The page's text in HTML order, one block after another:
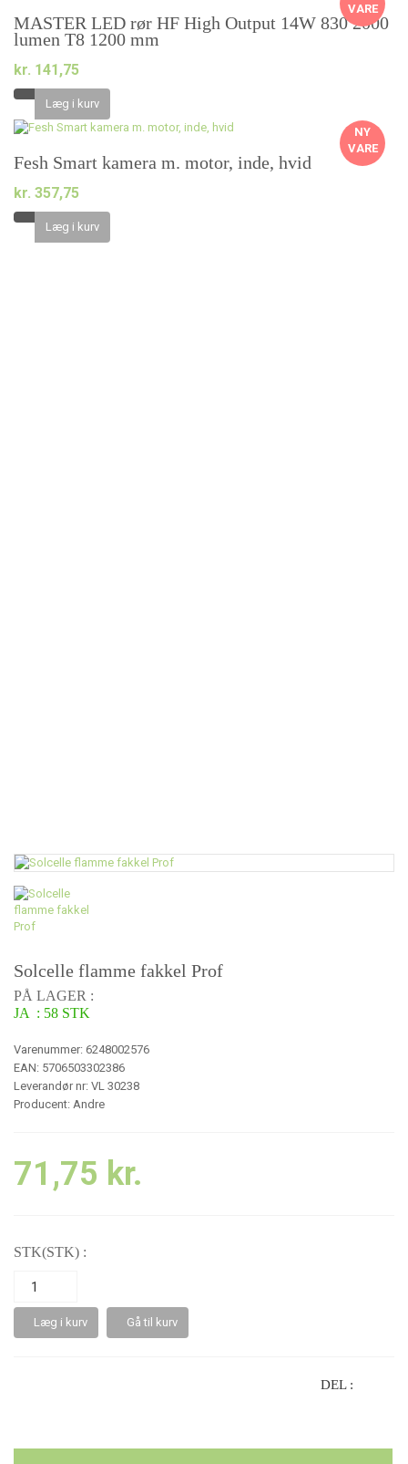
VARE
MASTER LED rør HF High Output 14W 830 2000
lumen T8 1200 mm
kr. 141,75
Læg i kurv
NY
VARE
Fesh Smart kamera m. motor, inde, hvid
kr. 357,75
Læg i kurv
Solcelle flamme fakkel Prof
PÅ LAGER :
JA : 58 STK
Varenummer: 6248002576
EAN: 5706503302386
Leverandør nr: VL 30238
Producent: Andre
71,75 kr.
STK(STK) :
Læg i kurv Gå til kurv
DEL :